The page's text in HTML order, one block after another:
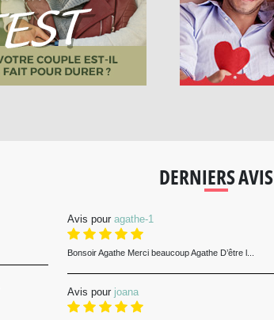
DERNIERS AVIS
Avis pour agathe-1
Bonsoir Agathe Merci beaucoup Agathe D’être l...
Avis pour joana